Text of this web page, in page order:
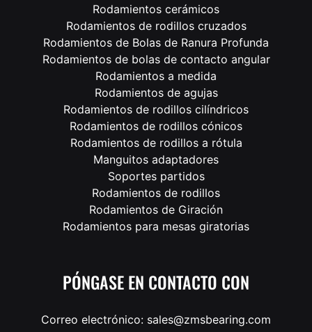
Rodamientos cerámicos
Rodamientos de rodillos cruzados
Rodamientos de Bolas de Ranura Profunda
Rodamientos de bolas de contacto angular
Rodamientos a medida
Rodamientos de agujas
Rodamientos de rodillos cilíndricos
Rodamientos de rodillos cónicos
Rodamientos de rodillos a rótula
Manguitos adaptadores
Soportes partidos
Rodamientos de rodillos
Rodamientos de Giración
Rodamientos para mesas giratorias
PÓNGASE EN CONTACTO CON
Correo electrónico: sales@zmsbearing.com